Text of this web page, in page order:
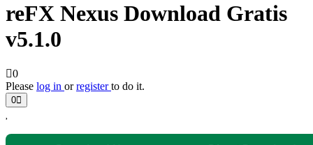
reFX Nexus Download Gratis
v5.1.0
0
Please log in orregisterto do it.
0